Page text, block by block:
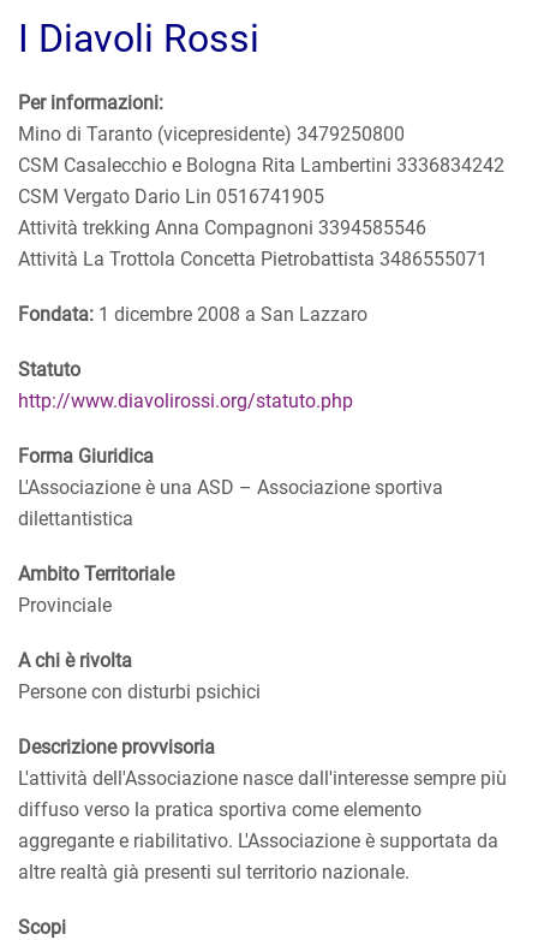
I Diavoli Rossi
Per informazioni:
Mino di Taranto (vicepresidente) 3479250800
CSM Casalecchio e Bologna Rita Lambertini 3336834242
CSM Vergato Dario Lin 0516741905
Attività trekking Anna Compagnoni 3394585546
Attività La Trottola Concetta Pietrobattista 3486555071
Fondata: 1 dicembre 2008 a San Lazzaro
Statuto
http://www.diavolirossi.org/statuto.php
Forma Giuridica
L'Associazione è una ASD – Associazione sportiva
dilettantistica
Ambito Territoriale
Provinciale
A chi è rivolta
Persone con disturbi psichici
Descrizione provvisoria
L'attività dell'Associazione nasce dall'interesse sempre più
diffuso verso la pratica sportiva come elemento
aggregante e riabilitativo. L'Associazione è supportata da
altre realtà già presenti sul territorio nazionale.
Scopi